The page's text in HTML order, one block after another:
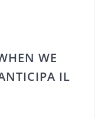
WE
IL